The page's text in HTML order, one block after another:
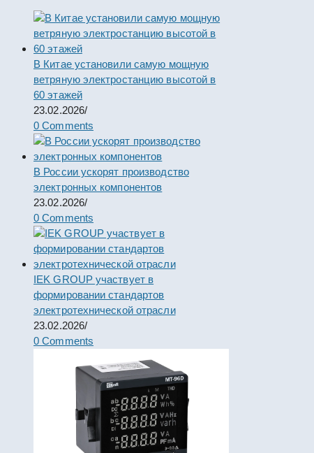
В Китае установили самую мощную
ветряную электростанцию высотой в
60 этажей
23.02.2026/
0 Comments
В России ускорят производство
электронных компонентов
23.02.2026/
0 Comments
IEK GROUP участвует в
формировании стандартов
электротехнической отрасли
23.02.2026/
0 Comments